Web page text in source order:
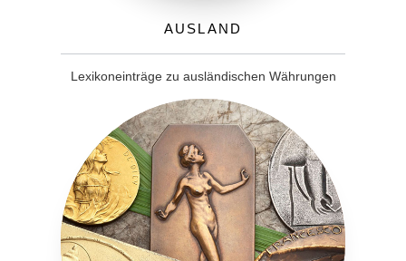
Ausland
Lexikoneinträge zu ausländischen Währungen